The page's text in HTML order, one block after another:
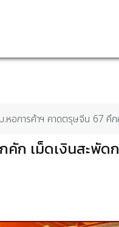
ม.หอการค้าฯ คาดตรุษจีน 67 คึ
ก เม็ดเงินสะพัด